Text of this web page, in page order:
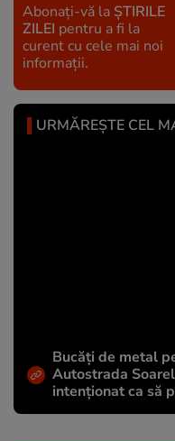
Abonați-vă la ȘTIRILE
ZILEI pentru a fi la
curent cu cele mai noi
informații.
URMĂREȘTE CEL
Bucăți de metal
Autostrada
intenționat ca să